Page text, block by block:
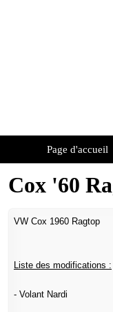
Page d'accueil
Cox '60
VW Cox 1960 Ragtop
Liste des modifications :
- Volant Nardi